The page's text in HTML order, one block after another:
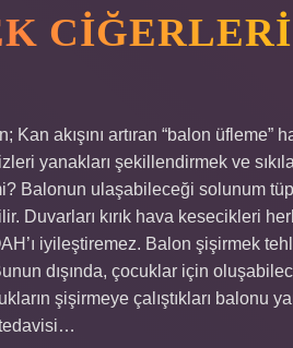
akışını artıran “balon üfleme”
yanakları şekillendirmek ve
Balonun ulaşabileceği solunum
Duvarları kırık hava kesecikleri
iyileştiremez. Balon şişirmek
dışında, çocuklar için
şişirmeye çalıştıkları balonu
tedavisi…